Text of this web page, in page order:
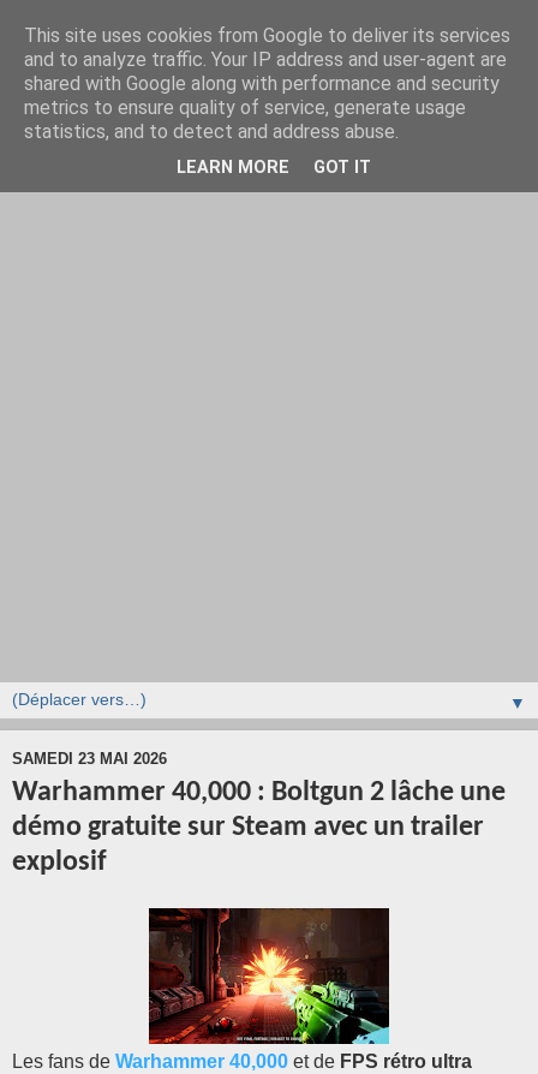
▼
SAMEDI 23 MAI 2026
Warhammer 40,000 : Boltgun 2 lâche une
démo gratuite sur Steam avec un trailer
explosif
Les fans de Warhammer 40,000 et de FPS rétro ultra
This site uses cookies from Google to deliver its services
and to analyze traffic. Your IP address and user-agent are
shared with Google along with performance and security
metrics to ensure quality of service, generate usage
statistics, and to detect and address abuse.
LEARN MORE GOT IT